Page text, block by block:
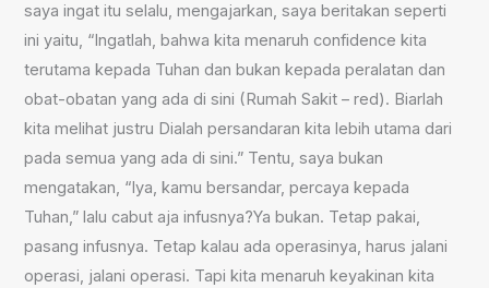
saya ingat itu selalu, mengajarkan, saya beritakan seperti
ini yaitu, “Ingatlah, bahwa kita menaruh confidence kita
terutama kepada Tuhan dan bukan kepada peralatan dan
obat-obatan yang ada di sini (Rumah Sakit – red). Biarlah
kita melihat justru Dialah persandaran kita lebih utama dari
pada semua yang ada di sini.” Tentu, saya bukan
mengatakan, “Iya, kamu bersandar, percaya kepada
Tuhan,” lalu cabut aja infusnya?Ya bukan. Tetap pakai,
pasang infusnya. Tetap kalau ada operasinya, harus jalani
operasi, jalani operasi. Tapi kita menaruh keyakinan kita